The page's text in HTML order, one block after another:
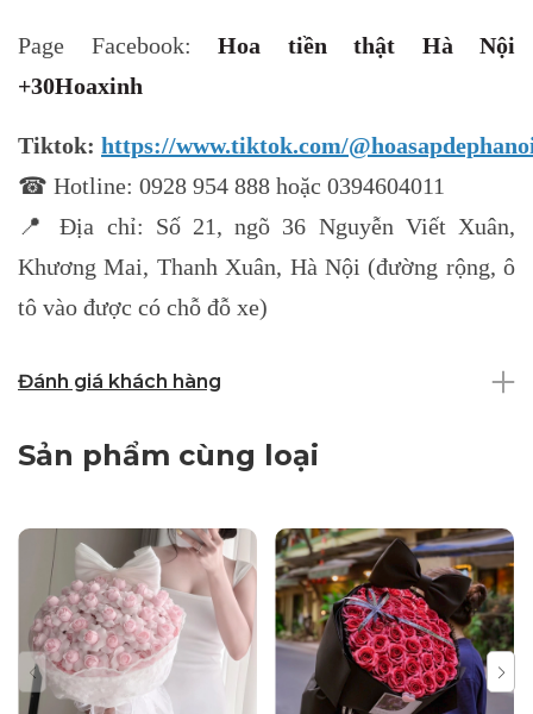
Page Facebook: Hoa tiền thật Hà Nội
+30Hoaxinh
Tiktok: https://www.tiktok.com/
☎ Hotline: 0928 954 888 hoặc 0394604011
📍 Địa chỉ: Số 21, ngõ 36 Nguyễn Viết Xuân,
Khương Mai, Thanh Xuân, Hà Nội (đường rộng, ô
tô vào được có chỗ đỗ xe)
Đánh giá khách hàng
Sản phẩm cùng loại